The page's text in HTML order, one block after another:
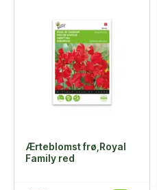
Ærteblomst frø,Royal
Family red